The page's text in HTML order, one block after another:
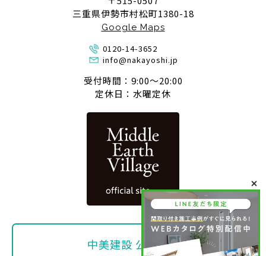
三重県伊勢市村松町1380-18
Google Maps
0120-14-3652
info@nakayoshi.jp
受付時間：9:00〜20:00
定休日：水曜定休
中美建設 公式SNS